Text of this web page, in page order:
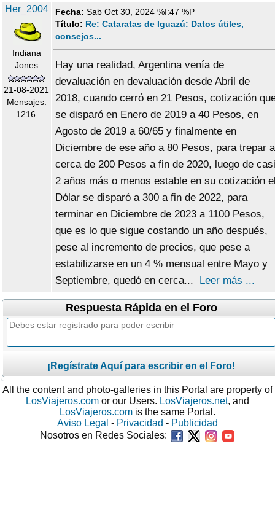
Her_2004
Indiana
Jones
21-08-2021
Mensajes:
1216
Fecha: Sab Oct 30, 2024 %I:47 %P
Título: Re: Cataratas de Iguazú: Datos útiles,
consejos...
Hay una realidad, Argentina venía de
devaluación en devaluación desde Abril de
2018, cuando cerró en 21 Pesos, cotización
se disparó en Enero de 2019 a 40 Pesos, en
Agosto de 2019 a 60/65 y finalmente en
Diciembre de ese año a 80 Pesos, para trepar a
cerca de 200 Pesos a fin de 2020, luego de casi
2 años más o menos estable en su cotización
Dólar se disparó a 300 a fin de 2022, para
terminar en Diciembre de 2023 a 1100 Pesos,
que es lo que sigue costando un año después,
pese al incremento de precios, que pese a
estabilizarse en un 4 % mensual entre Mayo y
Septiembre, quedó en cerca...
Leer más ...
Respuesta Rápida en el Foro
¡Regístrate Aquí para escribir en el Foro!
All the content and photo-galleries in this Portal are property of
LosViajeros.com or our Users. LosViajeros.net, and
LosViajeros.com is the same Portal.
Aviso Legal - Privacidad - Publicidad
Nosotros en Redes Sociales: